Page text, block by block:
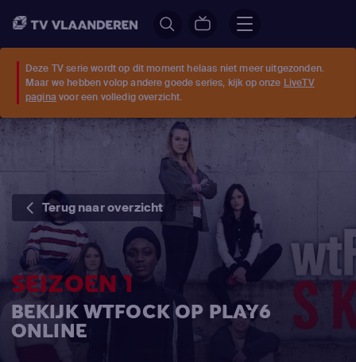
Deze TV serie wordt op dit moment helaas niet meer uitgezonden.
Maar we hebben volop andere goede series, kijk op onze LiveTV
pagina voor een volledig overzicht.
Terug naar overzicht
SEIZOEN 1
BEKIJK WTFOCK OP PLAY6
ONLINE